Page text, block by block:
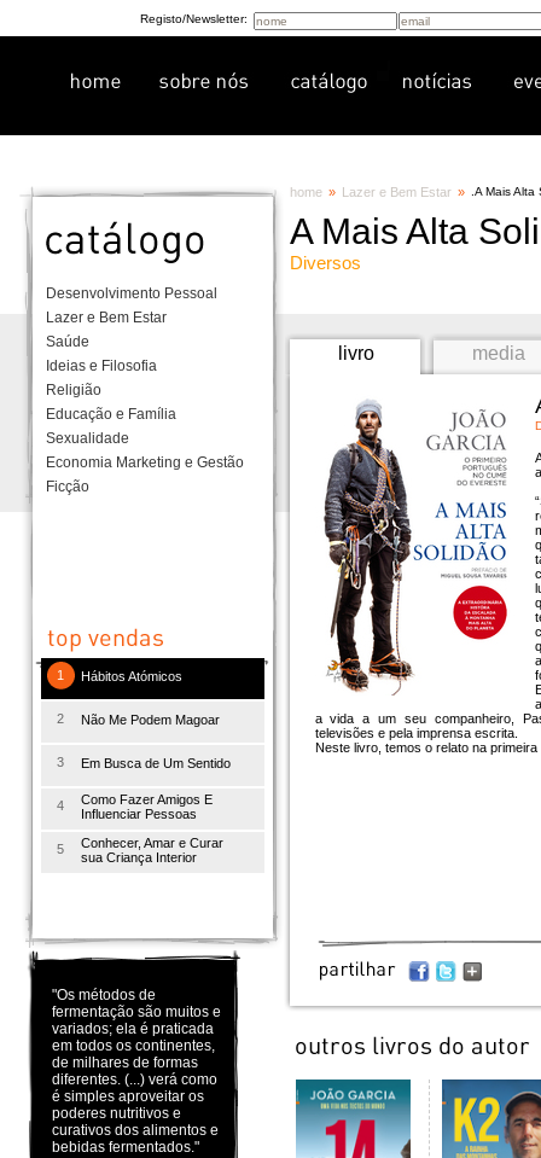
Registo/Newsletter:
Desenvolvimento Pessoal
Lazer e Bem Estar
Saúde
Ideias e Filosofia
Religião
Educação e Família
Sexualidade
Economia Marketing e Gestão
Ficção
1 Hábitos Atómicos
2 Não Me Podem Magoar
3 Em Busca de Um Sentido
4
Como Fazer Amigos E
Influenciar Pessoas
5
Conhecer, Amar e Curar
sua Criança Interior
"Os métodos de
fermentação são muitos e
variados; ela é praticada
em todos os continentes,
de milhares de formas
diferentes. (...) verá como
é simples aproveitar os
poderes nutritivos e
curativos dos alimentos e
bebidas fermentados."
home » Lazer e Bem Estar » A Mais Alta
A Mais Alta
Diversos
livro media
a vida a um seu companheiro,
televisões e pela imprensa escrita.
Neste livro, temos o relato na